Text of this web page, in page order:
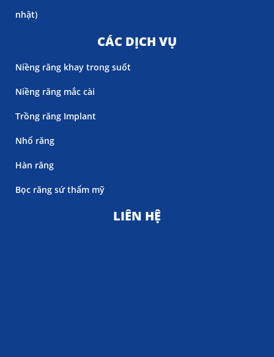
nhật)
CÁC DỊCH VỤ
Niềng răng khay trong suốt
Niềng răng mắc cài
Trồng răng Implant
Nhổ răng
Hàn răng
Bọc răng sứ thẩm mỹ
LIÊN HỆ